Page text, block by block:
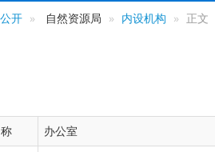
开 自然资源局 内设机构 正文
办公室